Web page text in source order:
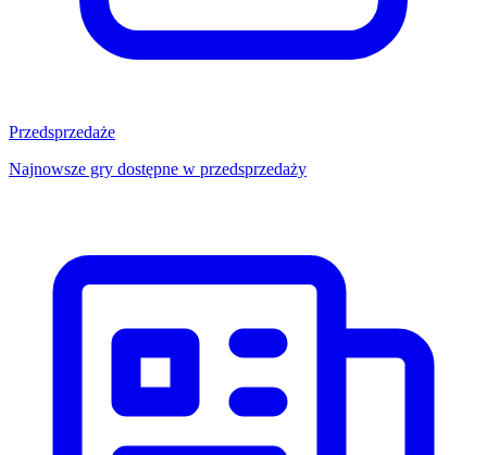
Przedsprzedaże
Najnowsze gry dostępne w przedsprzedaży